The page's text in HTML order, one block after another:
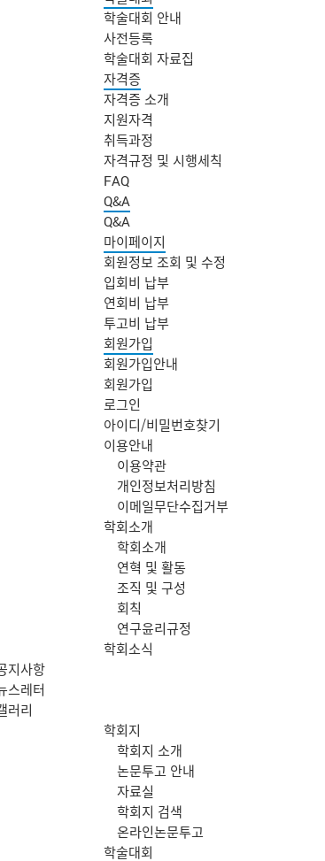
학술대회 안내
사전등록
학술대회 자료집
자격증
자격증 소개
지원자격
취득과정
자격규정 및 시행세칙
FAQ
Q&A
Q&A
마이페이지
회원정보 조회 및 수정
입회비 납부
연회비 납부
투고비 납부
회원가입
회원가입안내
회원가입
로그인
아이디/비밀번호찾기
이용안내
이용약관
개인정보처리방침
이메일무단수집거부
학회소개
학회소개
연혁 및 활동
조직 및 구성
회칙
연구윤리규정
학회소식
지사항
스레터
러리
학회지
학회지 소개
논문투고 안내
자료실
학회지 검색
온라인논문투고
학술대회